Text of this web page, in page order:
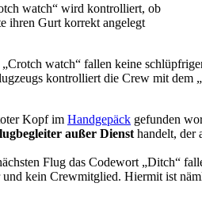
watch“ wird kontrolliert, ob
ihren Gurt korrekt angelegt
watch“ fallen keine
kontrolliert die Crew mit dem
Kopf im Handgepäck gefunden
außer Dienst handelt, der
Flug das Codewort „Ditch“
und kein Crewmitglied. Hiermit ist